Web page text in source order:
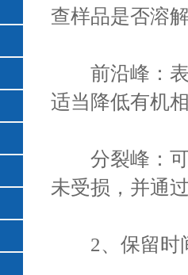
查样品是否溶
前沿峰：表
适当降低有机
分裂峰：可
未受损，并通
2、保留时